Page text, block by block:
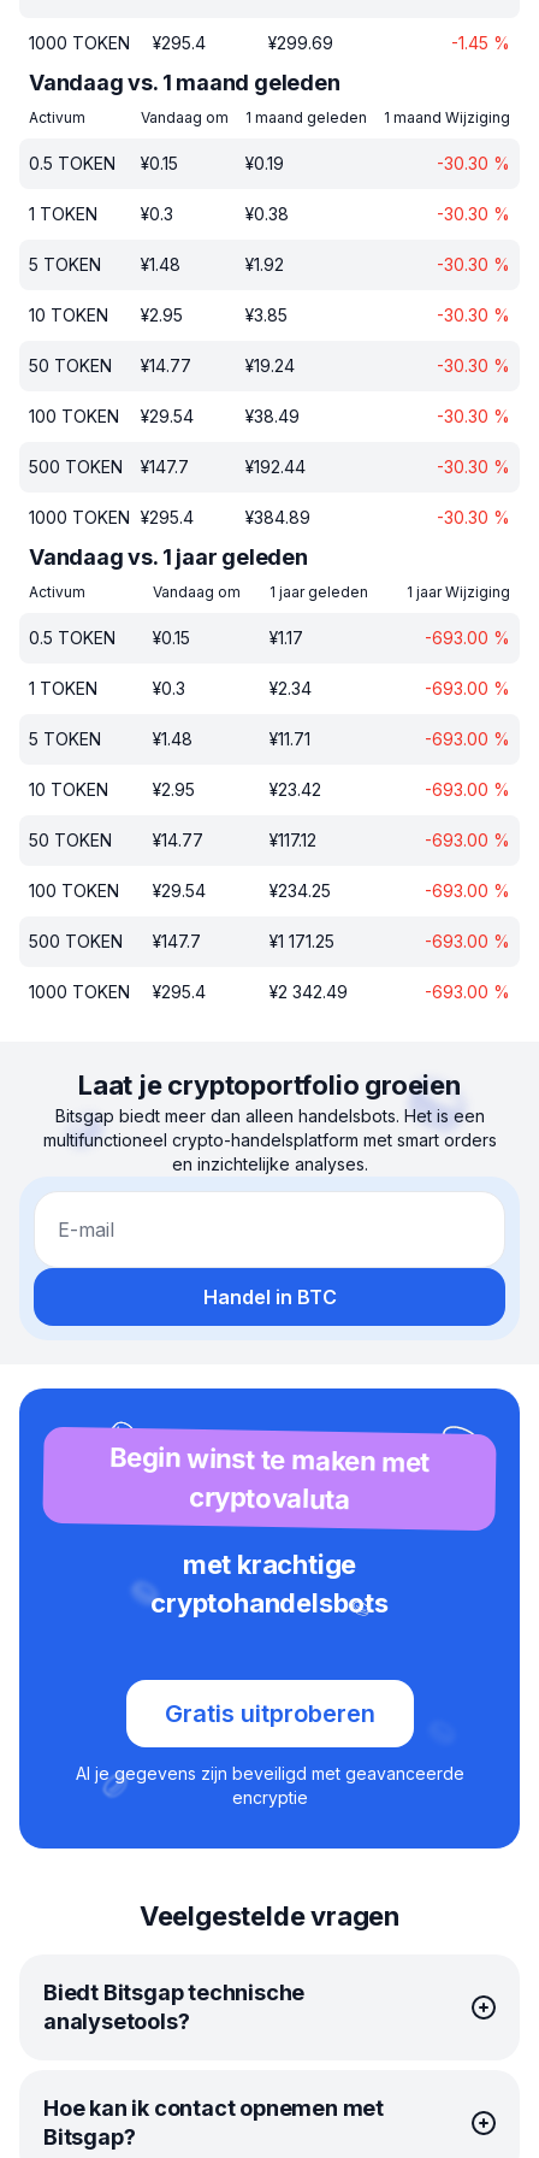
1000 TOKEN ¥295.4 ¥299.69 -1.45 %
Vandaag vs. 1 maand geleden
Activum Vandaag om 1 maand geleden 1 maand Wijziging
0.5 TOKEN ¥0.15 ¥0.19 -30.30 %
1 TOKEN ¥0.3 ¥0.38 -30.30 %
5 TOKEN ¥1.48 ¥1.92 -30.30 %
10 TOKEN ¥2.95 ¥3.85 -30.30 %
50 TOKEN ¥14.77 ¥19.24 -30.30 %
100 TOKEN ¥29.54 ¥38.49 -30.30 %
500 TOKEN ¥147.7 ¥192.44 -30.30 %
1000 TOKEN ¥295.4 ¥384.89 -30.30 %
Vandaag vs. 1 jaar geleden
Activum Vandaag om 1 jaar geleden 1 jaar Wijziging
0.5 TOKEN ¥0.15 ¥1.17 -693.00 %
1 TOKEN ¥0.3 ¥2.34 -693.00 %
5 TOKEN ¥1.48 ¥11.71 -693.00 %
10 TOKEN ¥2.95 ¥23.42 -693.00 %
50 TOKEN ¥14.77 ¥117.12 -693.00 %
100 TOKEN ¥29.54 ¥234.25 -693.00 %
500 TOKEN ¥147.7 ¥1 171.25 -693.00 %
1000 TOKEN ¥295.4 ¥2 342.49 -693.00 %
Laat je cryptoportfolio groeien
Bitsgap biedt meer dan alleen handelsbots. Het is een
multifunctioneel crypto-handelsplatform met smart orders
en inzichtelijke analyses.
E-mail
Handel in BTC
Begin winst te maken met
cryptovaluta
met krachtige
cryptohandelsbots
Gratis uitproberen
Al je gegevens zijn beveiligd met geavanceerde
encryptie
Veelgestelde vragen
Biedt Bitsgap technische
analysetools?
Natuurlijk! Bitsgap heeft zelfs een onverslaanbare
alliantie gesloten met TradingView, zodat je alle
technische tools binnen handbereik hebt. Deze
Hoe kan ik contact opnemen met
Bitsgap?